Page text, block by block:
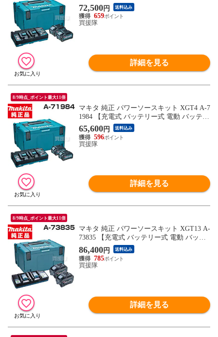
ー 交換品 オプション 替え 工具 diy チャー
ヂャー チャージャー makita 正規品 マキタ
純正 充電器 日本仕様 マキタ正規取扱店】
72,500円 送料込み
659
買援隊
詳細を見る
8/9時点_ポイント最大11倍
マキタ 純正 パワーソースキット XGT4 A-7
1984 【充電式 バッテリー式 電動 バッテリ
ー 交換品 オプション 替え 工具 diy チャー
ヂャー チャージャー makita 正規品 マキタ
純正 充電器 日本仕様 マキタ正規取扱店】
65,600円 送料込み
596
買援隊
詳細を見る
8/9時点_ポイント最大11倍
マキタ 純正 パワーソースキット XGT13 A-
73835 【充電式 バッテリー式 電動 バッテ
リー 交換品 オプション 替え 工具 diy チャ
ーヂャー チャージャー makita 正規品 マキ
タ 純正 充電器 日本仕様 マキタ正規取扱
86,400円 送料込み
785
買援隊
詳細を見る